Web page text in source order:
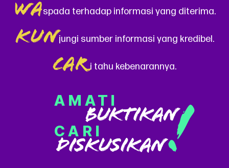
WAspada terhadap informasi yang diterima.
KUNjungi sumber informasi yang kredibel.
CARi tahu kebenarannya.
AMATI
BUKTIKAN
CARI
DISKUSIKAN!